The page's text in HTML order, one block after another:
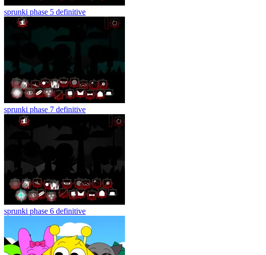
sprunki phase 5 definitive
sprunki phase 7 definitive
sprunki phase 6 definitive